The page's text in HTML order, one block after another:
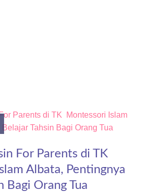
For Parents di TK
Albata, Pentingnya
Bagi Orang Tua